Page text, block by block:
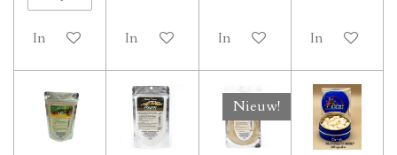
In winkelwagenIn winkelwagenIn winkelwagen
In
Nieuw!